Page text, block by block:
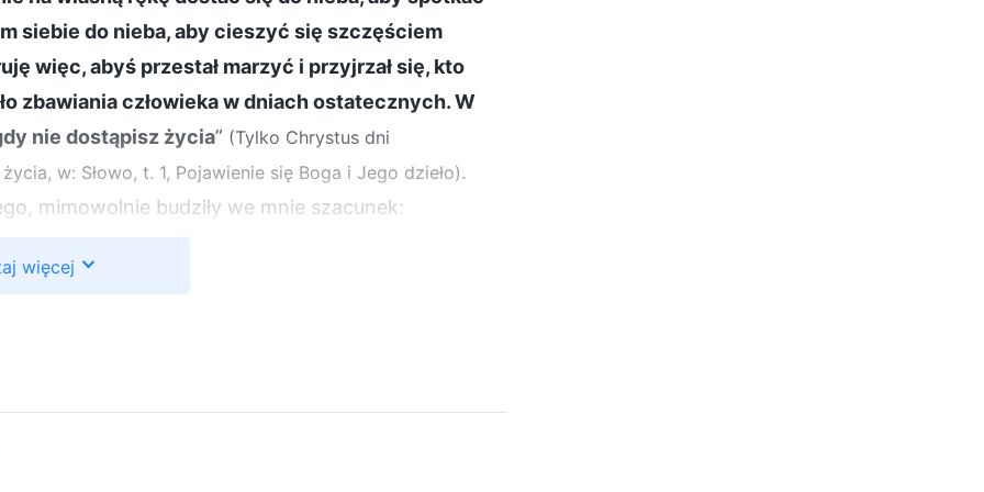
siebie do nieba, aby cieszyć się szczęściem
więc, abyś przestał marzyć i przyjrzał się, kto
zbawiania człowieka w dniach ostatecznych. W
nie dostąpisz życia” (Tylko Chrystus dni
w: Słowo, t. 1, Pojawienie się Boga i Jego dzieło).
mimowolnie budziły we mnie szacunek:
potrafi tak mówić. Ale pomyślałam też: „Coś tu się
ludzkości”. Byłam w rozterce: „Czy to naprawdę
muszą być słowa Boga, prawda? Ale jeśli Bóg
przemawiać tak samo jak On. Powinien być
Tymczasem Bóg Wszechmogący przemawia
więcej